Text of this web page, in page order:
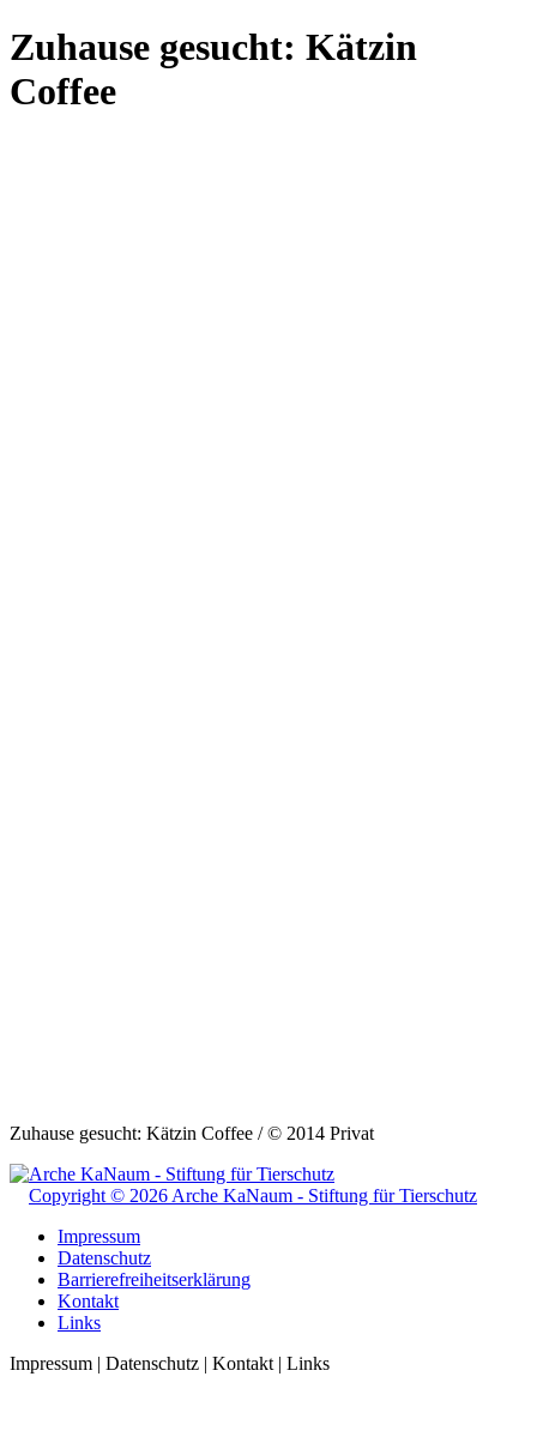
Zuhause gesucht: Kätzin
Coffee
Zuhause gesucht: Kätzin Coffee / © 2014 Privat
Copyright © 2026 Arche KaNaum - Stiftung für Tierschutz
Impressum
Datenschutz
Barrierefreiheitserklärung
Kontakt
Links
Impressum | Datenschutz | Kontakt | Links